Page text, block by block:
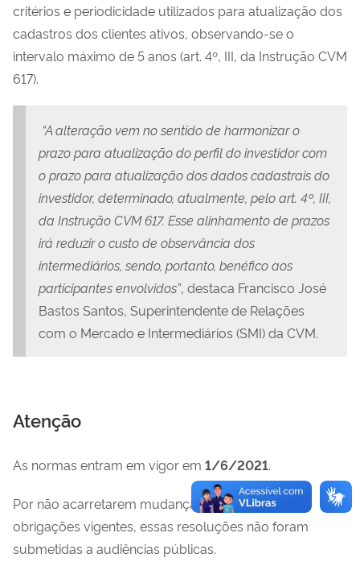
critérios e periodicidade utilizados para atualização dos
cadastros dos clientes ativos, observando-se o
intervalo máximo de 5 anos (art. 4º, III, da Instrução CVM
617).
“A alteração vem no sentido de harmonizar o
prazo para atualização do perfil do investidor com
o prazo para atualização dos dados cadastrais do
investidor, determinado, atualmente, pelo art. 4º, III,
da Instrução CVM 617. Esse alinhamento de prazos
irá reduzir o custo de observância dos
intermediários, sendo, portanto, benéfico aos
participantes envolvidos”, destaca Francisco José
Bastos Santos, Superintendente de Relações
com o Mercado e Intermediários (SMI) da CVM.
Atenção
As normas entram em vigor em 1/6/2021.
Por não acarretarem mudanças de mérito nas
obrigações vigentes, essas resoluções não foram
submetidas a audiências públicas.